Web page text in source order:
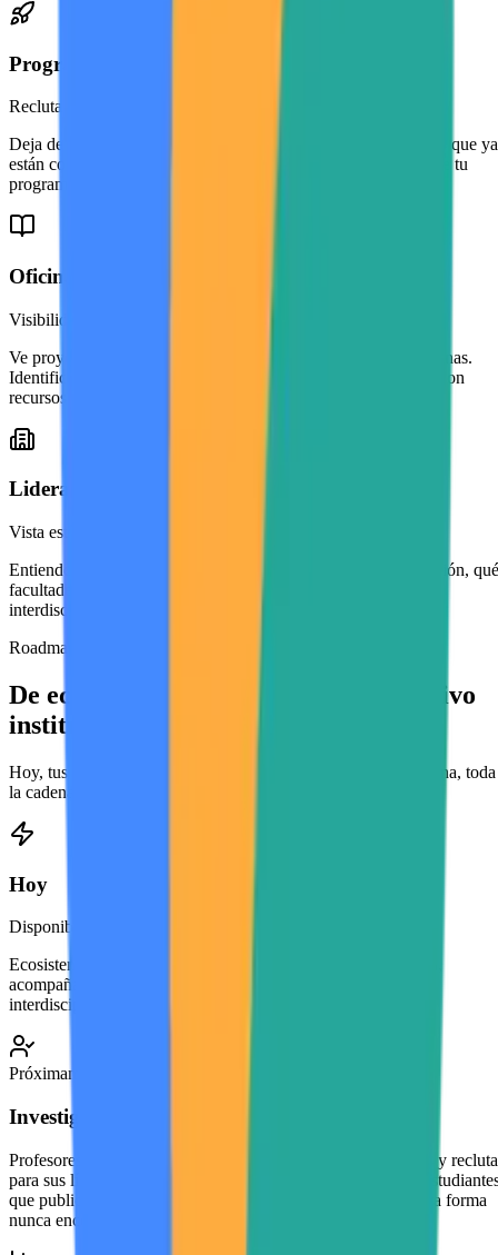
Programas de emprendimiento e incubadoras
Recluta desde un pipeline vivo
Deja de depender de convocatorias abiertas. Descubre equipos que ya
están construyendo, evalúa tracción real y tráelos a los rieles de tu
programa.
Oficina de investigación (VRI)
Visibilidad sobre investigación estudiantil
Ve proyectos de investigación emergiendo en todas las disciplinas.
Identifica trabajo alineado a líneas institucionales y conéctalo con
recursos y apoyo.
Liderazgo universitario
Vista estratégica del ecosistema completo
Entiende dónde están ocurriendo la innovación y la investigación, qué
facultades están activas y dónde crece la colaboración
interdisciplinaria. Datos para decisiones, no anécdotas.
Roadmap
De ecosistema visible a sistema operativo
institucional
Hoy, tus programas descubren y acompañan proyectos. Mañana, toda
la cadena de innovación e investigación opera aquí.
Hoy
Disponible
Ecosistema abierto de proyectos, descubrimiento institucional,
acompañamiento de proyectos en programas, visibilidad
interdisciplinaria de innovación e investigación.
Próximamente
Investigadores reclutan desde el ecosistema
Profesores e investigadores exploran portafolios estudiantiles y
para sus líneas de investigación según trabajo demostrado.
que publican ganan visibilidad ante oportunidades que de otra forma
nunca encontrarían.